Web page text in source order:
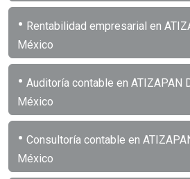
• Rentabilidad empresarial en
México
• Auditoría contable en ATIZAPAN
México
• Consultoría contable en
México